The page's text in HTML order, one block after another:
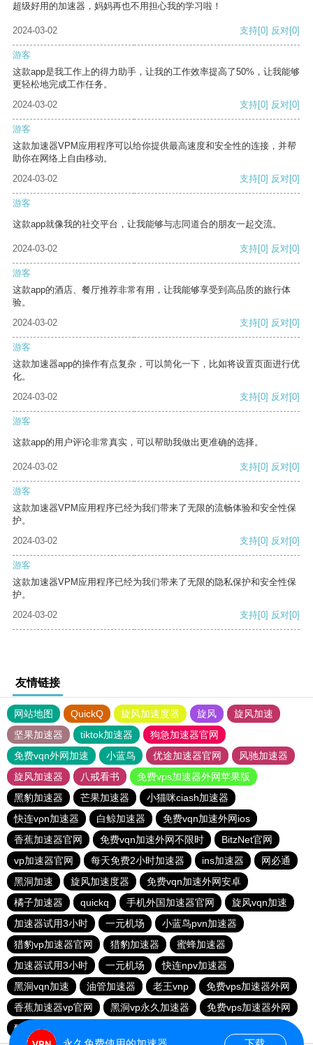
超级好用的加速器，妈妈再也不用担心我的学习啦！
2024-03-02 支持[0] 反对[0]
游客
这款app是我工作上的得力助手，让我的工作效率提高了50%，让我能够
更轻松地完成工作任务。
2024-03-02
支持[0] 反对[0]
游客
这款加速器VPM应用程序可以给你提供最高速度和安全性的连接，并帮
助你在网络上自由移动。
2024-03-02
支持[0] 反对[0]
游客
这款app就像我的社交平台，让我能够与志同道合的朋友一起交流。
2024-03-02 支持[0] 反对[0]
游客
这款app的酒店、餐厅推荐非常有用，让我能够享受到高品质的旅行体
验。
2024-03-02
支持[0] 反对[0]
游客
这款加速器app的操作有点复杂，可以简化一下，比如将设置页面进行优
化。
2024-03-02
支持[0] 反对[0]
游客
这款app的用户评论非常真实，可以帮助我做出更准确的选择。
2024-03-02 支持[0] 反对[0]
游客
这款加速器VPM应用程序已经为我们带来了无限的流畅体验和安全性保
护。
2024-03-02
支持[0] 反对[0]
游客
这款加速器VPM应用程序已经为我们带来了无限的隐私保护和安全性保
护。
2024-03-02
支持[0] 反对[0]
友情链接
网站地图 QuickQ 旋风加速度器 旋风
旋风加速
坚果加速器
tiktok加速器
狗急加速器官网
免费vqn外网加速
小蓝鸟 优途加速器官网
风驰加速器
旋风加速器
八戒看书
免费vps加速器外网苹果版
黑豹加速器
芒果加速器
小猫咪ciash加速器
快连vρn加速器
白鲸加速器
免费vqn加速外网ios
香蕉加速器官网
免费vqn加速外网不限时
BitzNet官网
vp加速器官网
每天免费2小时加速器 ins加速器
网必通
黑洞加速
旋风加速度器
免费vqn加速外网安卓
橘子加速器
quickq 手机外国加速器官网
旋风vqn加速
加速器试用3小时
一元机场
小蓝鸟pvn加速器
猎豹vp加速器官网
猎豹加速器
蜜蜂加速器
加速器试用3小时
一元机场
快连npv加速器
黑洞vqn加速
油管加速器 老王vnp
免费vps加速器外网
香蕉加速器vp官网
黑洞vp永久加速器
免费vps加速器外网
酷通加速器